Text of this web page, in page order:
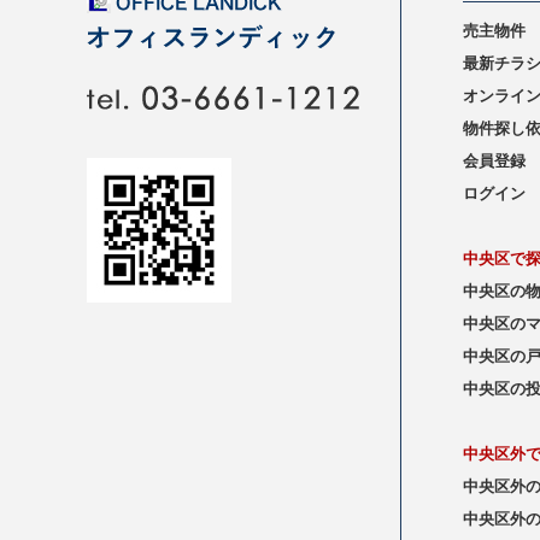
売主物件
最新チラシ
オンライ
物件探し
会員登録
ログイン
中央区で
中央区の
中央区の
中央区の
中央区の
中央区外
中央区外
中央区外